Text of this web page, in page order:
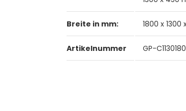
Breite in mm: 1800 x
Artikelnummer GP-C1130180